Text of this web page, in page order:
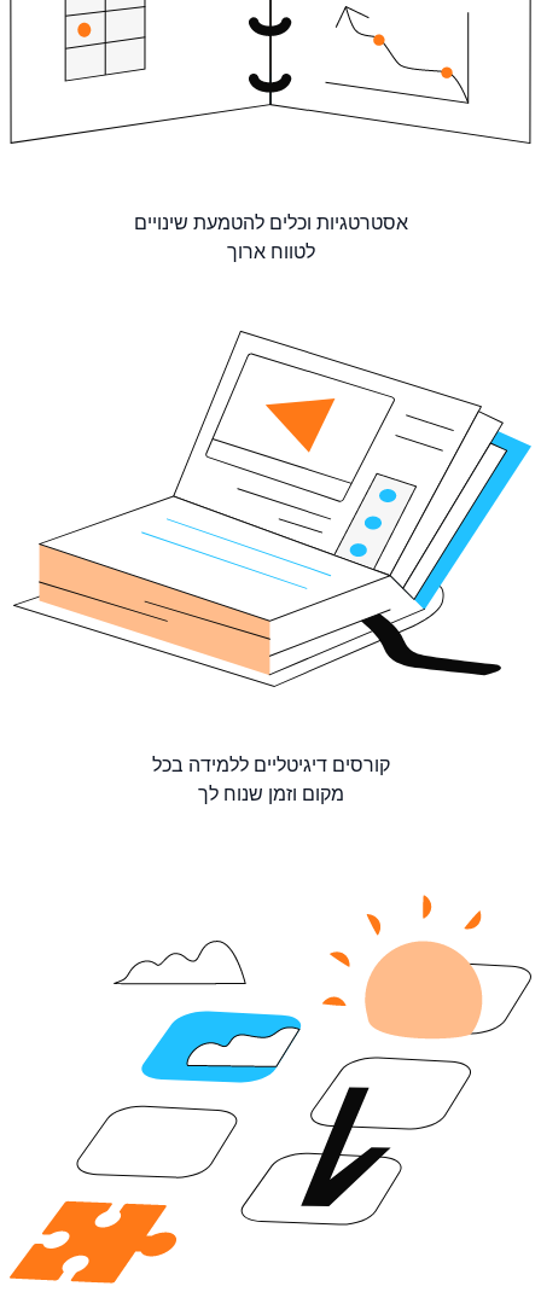
אסטרטגיות וכלים להטמעת שינויים
לטווח ארוך
קורסים דיגיטליים ללמידה בכל
מקום וזמן שנוח לך